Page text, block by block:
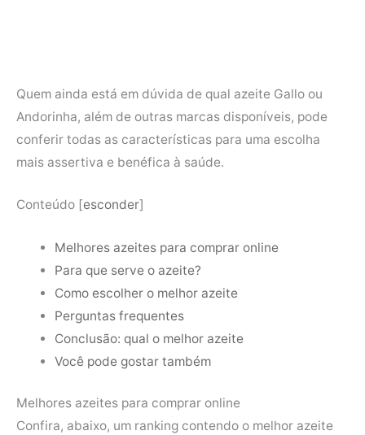
Quem ainda está em dúvida de qual azeite Gallo ou
Andorinha, além de outras marcas disponíveis, pode
conferir todas as características para uma escolha
mais assertiva e benéfica à saúde.
Conteúdo [esconder]
Melhores azeites para comprar online
Para que serve o azeite?
Como escolher o melhor azeite
Perguntas frequentes
Conclusão: qual o melhor azeite
Você pode gostar também
Melhores azeites para comprar online
Confira, abaixo, um ranking contendo o melhor azeite